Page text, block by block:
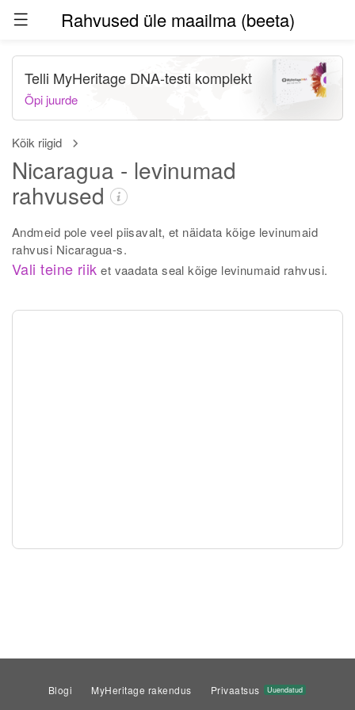
Rahvused üle maailma (beeta)
Kõik riigid
Nicaragua - levinumad
rahvused
Andmeid pole veel piisavalt, et näidata kõige levinumaid
rahvusi Nicaragua-s.
Vali teine riik et vaadata seal kõige levinumaid rahvusi.
Telli MyHeritage DNA-testi komplekt
Õpi juurde
Blogi MyHeritage rakendus Privaatsus Uuendatud